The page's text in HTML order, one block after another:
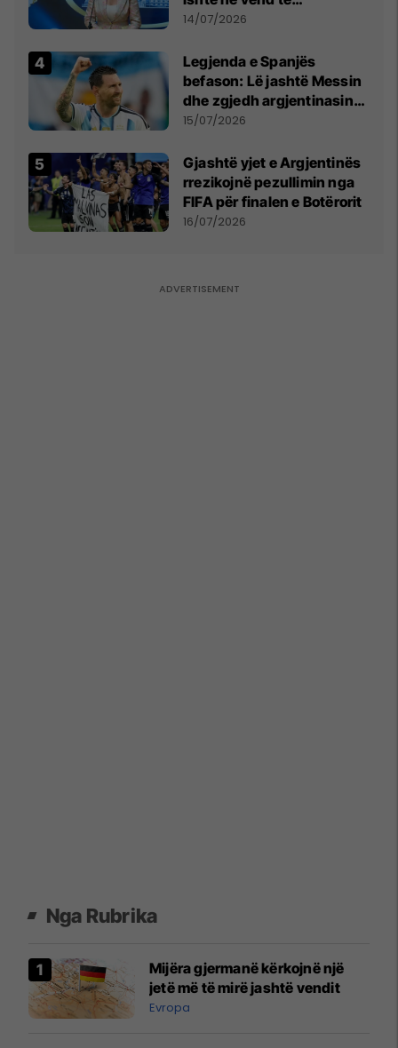
Millosheviqit, Lëvizja e
kërkon shkarkimin e
menjëhershëm të
Snezhana Paunoviq
14/07/2026
Legjenda e Spanjës
befason: Lë jashtë Messin
dhe zgjedh argjentinasin
më të mirë në botë
15/07/2026
Gjashtë yjet e Argjentinës
rrezikojnë pezullimin nga
FIFA për finalen e Botërorit
16/07/2026
Nga Rubrika
Mijëra gjermanë kërkojnë një
jetë më të mirë jashtë vendit
Evropa